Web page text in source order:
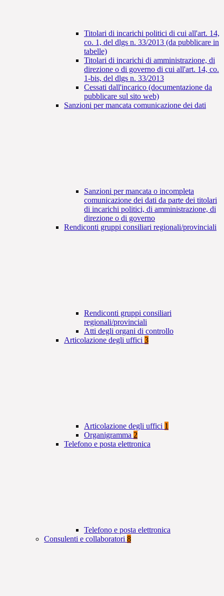
Titolari di incarichi politici di cui all'art. 14,
co. 1, del dlgs n. 33/2013 (da pubblicare in
tabelle)
Titolari di incarichi di amministrazione, di
direzione o di governo di cui all'art. 14, co.
1-bis, del dlgs n. 33/2013
Cessati dall'incarico (documentazione da
pubblicare sul sito web)
Sanzioni per mancata comunicazione dei dati
Sanzioni per mancata o incompleta
comunicazione dei dati da parte dei titolari
di incarichi politici, di amministrazione, di
direzione o di governo
Rendiconti gruppi consiliari regionali/provinciali
Rendiconti gruppi consiliari
regionali/provinciali
Atti degli organi di controllo
Articolazione degli uffici 3
Articolazione degli uffici 1
Organigramma 2
Telefono e posta elettronica
Telefono e posta elettronica
Consulenti e collaboratori 8